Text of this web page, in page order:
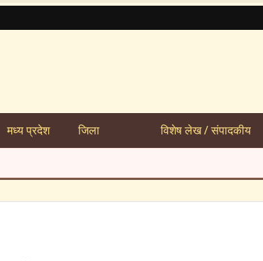
मध्य प्रदेश जिला विशेष लेख / संपादकीय